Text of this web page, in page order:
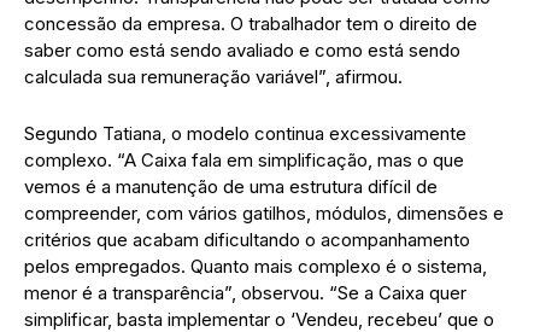
concessão da empresa. O trabalhador tem o direito de
saber como está sendo avaliado e como está sendo
calculada sua remuneração variável”, afirmou.
Segundo Tatiana, o modelo continua excessivamente
complexo. “A Caixa fala em simplificação, mas o que
vemos é a manutenção de uma estrutura difícil de
compreender, com vários gatilhos, módulos, dimensões e
critérios que acabam dificultando o acompanhamento
pelos empregados. Quanto mais complexo é o sistema,
menor é a transparência”, observou. “Se a Caixa quer
simplificar, basta implementar o ‘Vendeu, recebeu’ que o